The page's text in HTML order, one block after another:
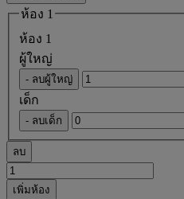
ห้อง 1
ห้อง 1
ผู้ใหญ่
- ลบผู้ใหญ่
เด็ก
- ลบเด็ก
ลบ
เพิ่มห้อง